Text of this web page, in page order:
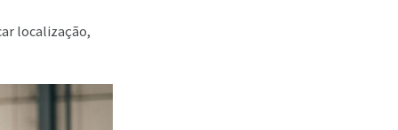
localização,